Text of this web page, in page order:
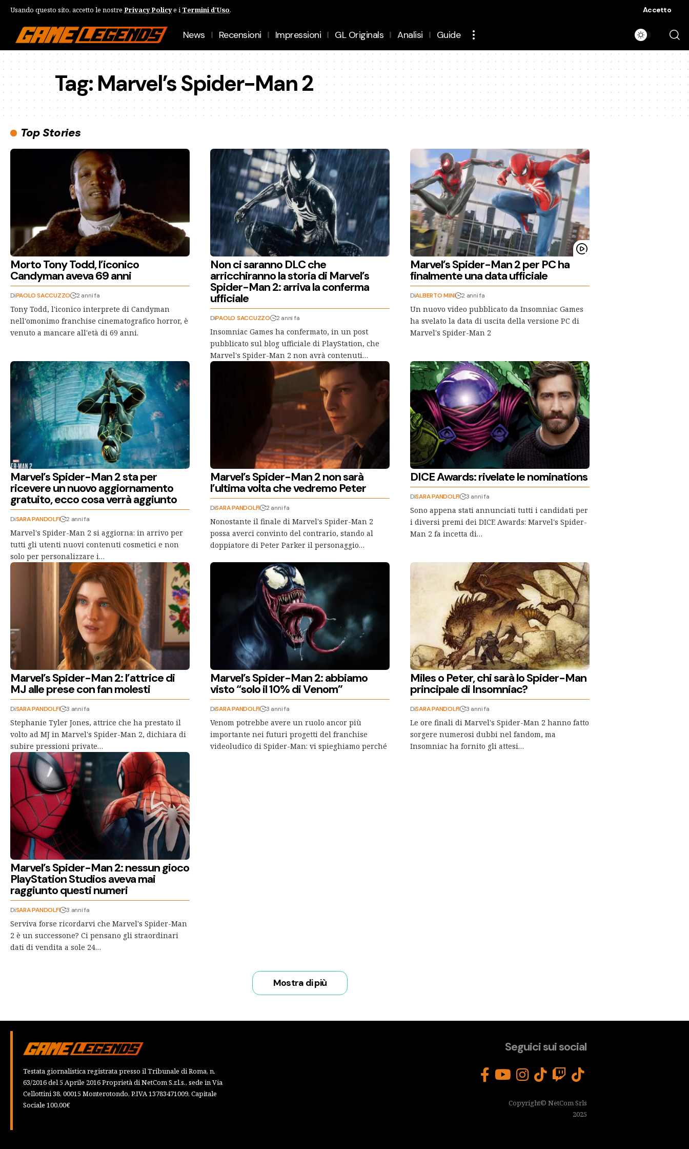
Usando questo sito, accetto le nostre Privacy Policye i Termini d'Uso. Accetto
News Recensioni Impressioni GL Originals Analisi Guide
Tag:Marvel’s Spider-Man 2
Top Stories
Morto Tony Todd, l’iconico
Candyman aveva 69 anni
DiPAOLO SACCUZZO 2 anni fa
Tony Todd, l'iconico interprete di Candyman
nell'omonimo franchise cinematografico horror, è
venuto a mancare all'età di 69 anni.
Non ci saranno DLC che
arricchiranno la storia di Marvel’s
Spider-Man 2: arriva la conferma
ufficiale
DiPAOLO SACCUZZO 2 anni fa
Insomniac Games ha confermato, in un post
pubblicato sul blog ufficiale di PlayStation, che
Marvel's Spider-Man 2 non avrà contenuti…
Marvel’s Spider-Man 2 per PC ha
finalmente una data ufficiale
DiALBERTO MINI 2 anni fa
Un nuovo video pubblicato da Insomniac Games
ha svelato la data di uscita della versione PC di
Marvel's Spider-Man 2
Marvel’s Spider-Man 2 sta per
ricevere un nuovo aggiornamento
gratuito, ecco cosa verrà aggiunto
DiSARA PANDOLFI 2 anni fa
Marvel's Spider-Man 2 si aggiorna: in arrivo per
tutti gli utenti nuovi contenuti cosmetici e non
solo per personalizzare i…
Marvel’s Spider-Man 2 non sarà
l’ultima volta che vedremo Peter
DiSARA PANDOLFI 2 anni fa
Nonostante il finale di Marvel's Spider-Man 2
possa averci convinto del contrario, stando al
doppiatore di Peter Parker il personaggio…
DICE Awards: rivelate le nominations
DiSARA PANDOLFI 3 anni fa
Sono appena stati annunciati tutti i candidati per
i diversi premi dei DICE Awards: Marvel's Spider-
Man 2 fa incetta di…
Marvel’s Spider-Man 2: l’attrice di
MJ alle prese con fan molesti
DiSARA PANDOLFI 3 anni fa
Stephanie Tyler Jones, attrice che ha prestato il
volto ad MJ in Marvel's Spider-Man 2, dichiara di
subire pressioni private…
Marvel’s Spider-Man 2: abbiamo
visto “solo il 10% di Venom”
DiSARA PANDOLFI 3 anni fa
Venom potrebbe avere un ruolo ancor più
importante nei futuri progetti del franchise
videoludico di Spider-Man: vi spieghiamo perché
Miles o Peter, chi sarà lo Spider-Man
principale di Insomniac?
DiSARA PANDOLFI 3 anni fa
Le ore finali di Marvel's Spider-Man 2 hanno fatto
sorgere numerosi dubbi nel fandom, ma
Insomniac ha fornito gli attesi…
Marvel’s Spider-Man 2: nessun gioco
PlayStation Studios aveva mai
raggiunto questi numeri
DiSARA PANDOLFI 3 anni fa
Serviva forse ricordarvi che Marvel's Spider-Man
2 è un successone? Ci pensano gli straordinari
dati di vendita a sole 24…
Mostra di più
Testata giornalistica registrata presso il Tribunale di Roma, n.
63/2016 del 5 Aprile 2016 Proprietà di NetCom S.r.l.s., sede in Via
Cellottini 38, 00015 Monterotondo, P.IVA 13783471009, Capitale
Sociale 100,00€
Seguici sui social
Copyright© NetCom Srls
2025